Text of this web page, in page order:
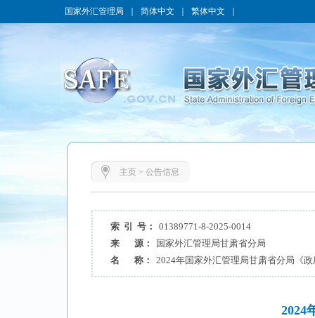
国家外汇管理局 简体中文 繁体中文
主页> 公告信息
索 引 号：
01389771-8-2025-0014
来 源：
国家外汇管理局甘肃省分局
名 称：
2024年国家外汇管理局甘肃省分局《
2024